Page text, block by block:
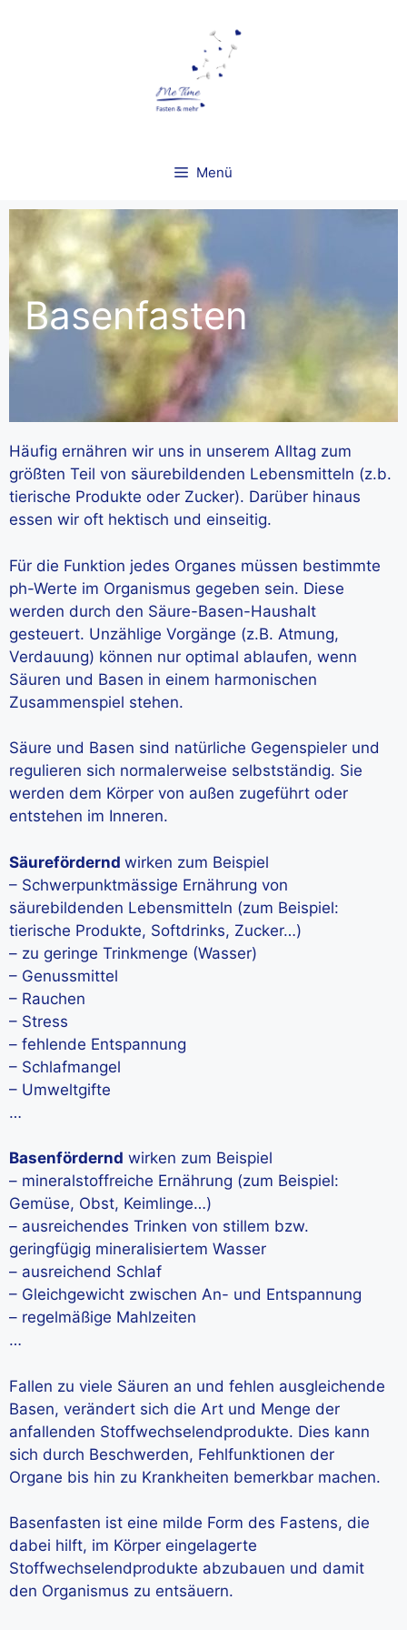
Menü
Basenfasten
Häufig ernähren wir uns in unserem Alltag zum
größten Teil von säurebildenden Lebensmitteln (z.b.
tierische Produkte oder Zucker). Darüber hinaus
essen wir oft hektisch und einseitig.
Für die Funktion jedes Organes müssen bestimmte
ph-Werte im Organismus gegeben sein. Diese
werden durch den Säure-Basen-Haushalt
gesteuert. Unzählige Vorgänge (z.B. Atmung,
Verdauung) können nur optimal ablaufen, wenn
Säuren und Basen in einem harmonischen
Zusammenspiel stehen.
Säure und Basen sind natürliche Gegenspieler und
regulieren sich normalerweise selbstständig. Sie
werden dem Körper von außen zugeführt oder
entstehen im Inneren.
Säurefördernd wirken zum Beispiel
– Schwerpunktmässige Ernährung von
säurebildenden Lebensmitteln (zum Beispiel:
tierische Produkte, Softdrinks, Zucker…)
– zu geringe Trinkmenge (Wasser)
– Genussmittel
– Rauchen
– Stress
– fehlende Entspannung
– Schlafmangel
– Umweltgifte
…
Basenfördernd wirken zum Beispiel
– mineralstoffreiche Ernährung (zum Beispiel:
Gemüse, Obst, Keimlinge…)
– ausreichendes Trinken von stillem bzw.
geringfügig mineralisiertem Wasser
– ausreichend Schlaf
– Gleichgewicht zwischen An- und Entspannung
– regelmäßige Mahlzeiten
…
Fallen zu viele Säuren an und fehlen ausgleichende
Basen, verändert sich die Art und Menge der
anfallenden Stoffwechselendprodukte. Dies kann
sich durch Beschwerden, Fehlfunktionen der
Organe bis hin zu Krankheiten bemerkbar machen.
Basenfasten ist eine milde Form des Fastens, die
dabei hilft, im Körper eingelagerte
Stoffwechselendprodukte abzubauen und damit
den Organismus zu entsäuern.